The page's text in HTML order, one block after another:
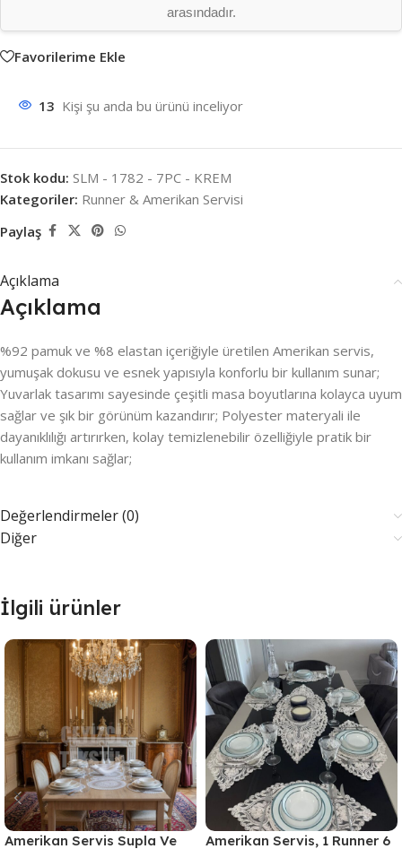
arasındadır.
Favorilerime Ekle
13 Kişi şu anda bu ürünü inceliyor
Stok kodu: SLM - 1782 - 7PC - KREM
Kategoriler: Runner & Amerikan Servisi
Paylaş
Açıklama
Açıklama
%92 pamuk ve %8 elastan içeriğiyle üretilen Amerikan servis,
yumuşak dokusu ve esnek yapısıyla konforlu bir kullanım sunar;
Yuvarlak tasarımı sayesinde çeşitli masa boyutlarına kolayca uyum
sağlar ve şık bir görünüm kazandırır; Polyester materyali ile
dayanıklılığı artırırken, kolay temizlenebilir özelliğiyle pratik bir
kullanım imkanı sağlar;
Değerlendirmeler (0)
Diğer
İlgili ürünler
Amerikan Servis Supla Ve Amerikan Servis, 1 Runner 6